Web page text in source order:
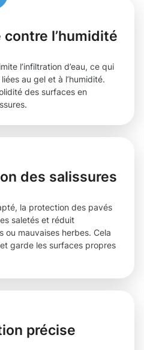
contre l’humidité
l’infiltration d’eau, ce qui
au gel et à l’humidité.
des surfaces en
des salissures
la protection des pavés
saletés et réduit
ou mauvaises herbes. Cela
garde les surfaces propres
précise